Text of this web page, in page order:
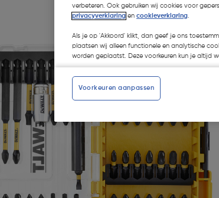
verbeteren. Ook gebruiken wij cookies voor
privacyverklaring en cookieverklaring.
Als je op 'Akkoord' klikt, dan geef je ons
plaatsen wij alleen functionele en analytische
worden geplaatst. Deze voorkeuren kun je altijd
Voorkeuren aanpassen